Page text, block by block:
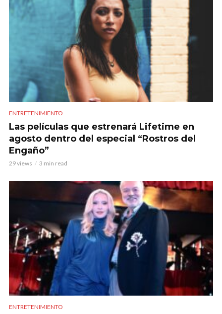
ENTRETENIMIENTO
Las películas que estrenará Lifetime en
agosto dentro del especial “Rostros del
Engaño”
29 views 3 min read
ENTRETENIMIENTO